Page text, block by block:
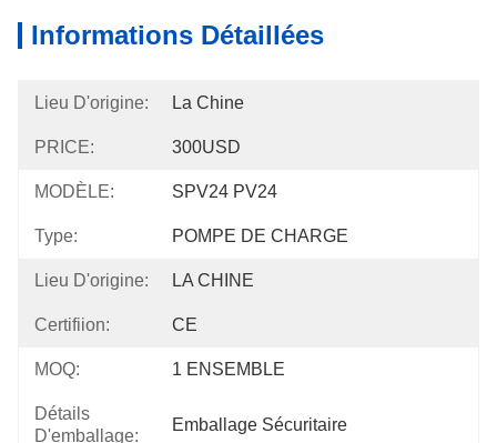
Informations Détaillées
Lieu D'origine: La Chine
PRICE: 300USD
MODÈLE: SPV24 PV24
Type: POMPE DE CHARGE
Lieu D'origine: LA CHINE
Certifiion: CE
MOQ: 1 ENSEMBLE
Détails
D'emballage:
Emballage Sécuritaire